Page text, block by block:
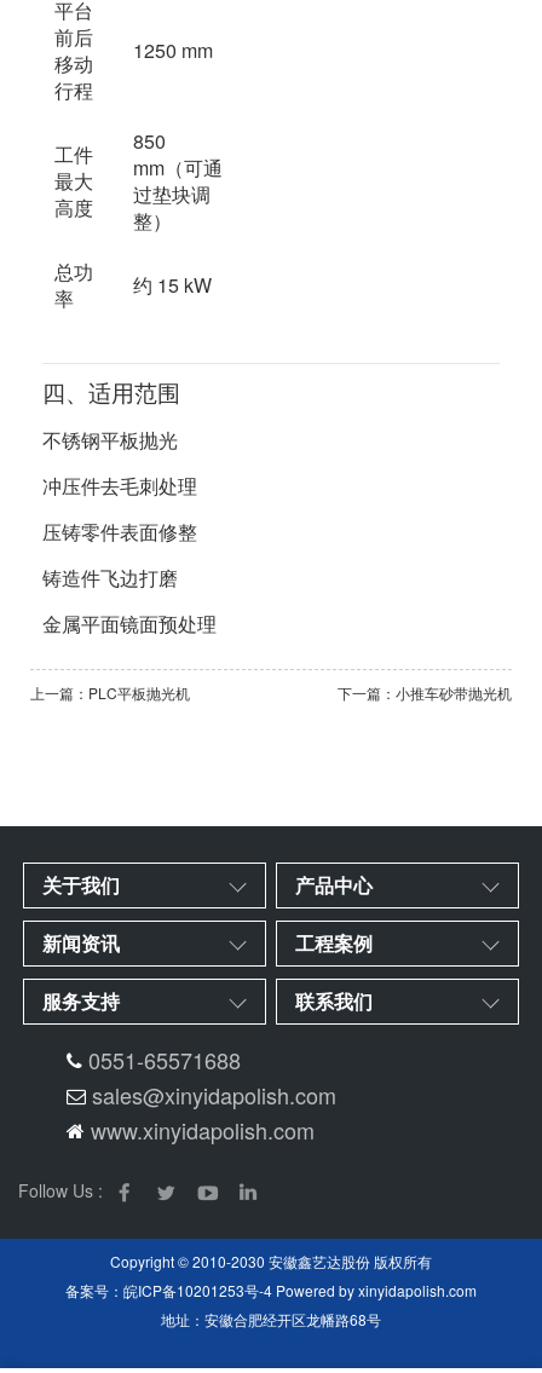
平台
前后
移动
行程
1250 mm
工件
最大
高度
850
mm（可通
过垫块调
整）
总功
率
约 15 kW
四、适用范围
不锈钢平板抛光
冲压件去毛刺处理
压铸零件表面修整
铸造件飞边打磨
金属平面镜面预处理
上一篇：PLC平板抛光机 下一篇：小推车砂带抛光机
关于我们 产品中心
新闻资讯 工程案例
服务支持 联系我们
0551-65571688
sales@xinyidapolish.com
www.xinyidapolish.com
Follow Us :
Copyright © 2010-2030 安徽鑫艺达股份 版权所有
备案号： 皖ICP备10201253号-4 Powered byxinyidapolish.com
地址：安徽合肥经开区龙幡路68号